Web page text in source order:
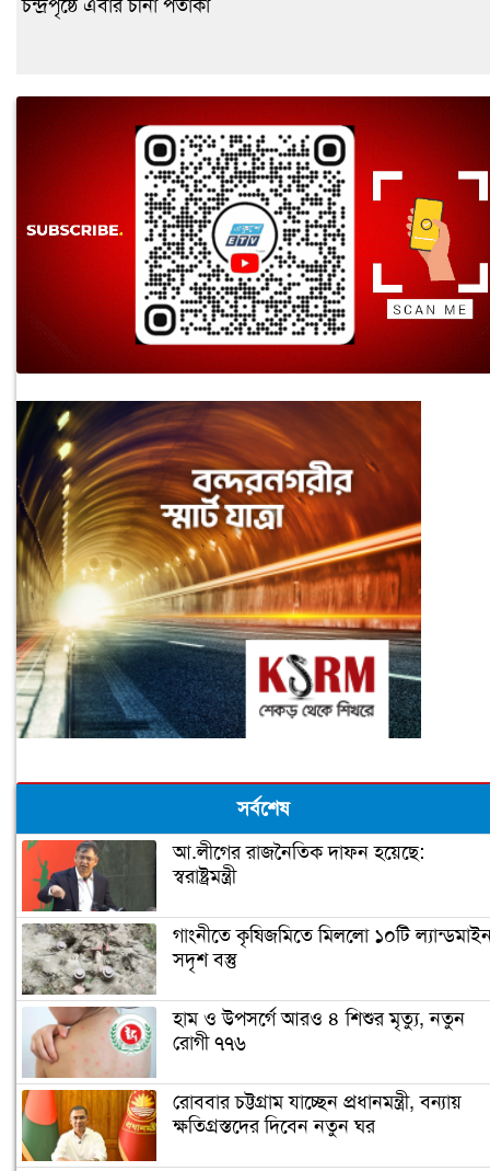
সর্বশেষ
আ.লীগের রাজনৈতিক দাফন হয়েছে:
স্বরাষ্ট্রমন্ত্রী
গাংনীতে কৃষিজমিতে মিললো ১০টি
সদৃশ বস্তু
হাম ও উপসর্গে আরও ৪ শিশুর মৃত্যু, নতুন
রোগী ৭৭৬
রোববার চট্টগ্রাম যাচ্ছেন প্রধানমন্ত্রী, বন্যায়
ক্ষতিগ্রস্তদের দিবেন নতুন ঘর